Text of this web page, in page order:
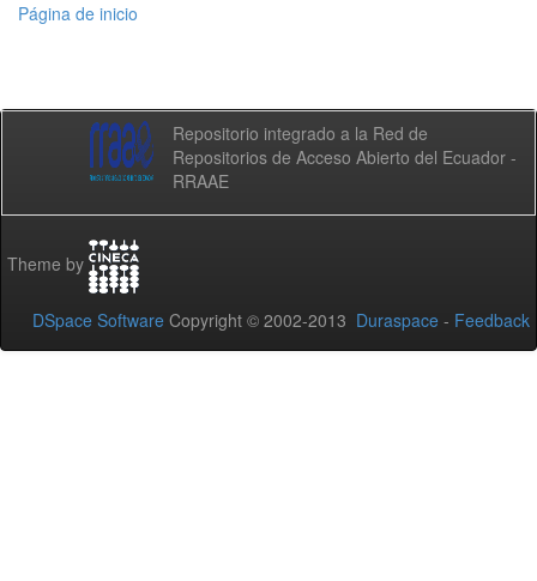
Página de inicio
Repositorio integrado a la Red de
Repositorios de Acceso Abierto del Ecuador -
RRAAE
Theme by
DSpace Software Copyright © 2002-2013 Duraspace - Feedback